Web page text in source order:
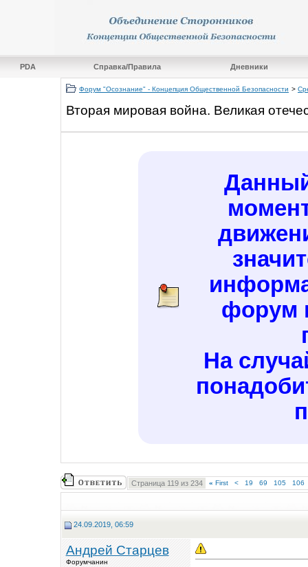
PDA Справка/Правила Дневники
Форум "Осознание" - Концепция Общественной Безопасности >
Вторая мировая война. Великая
форум
На
Страница 119 из 234 « First < 19 69 105 106
24.09.2019, 06:59
Андрей Старцев
Форумчанин